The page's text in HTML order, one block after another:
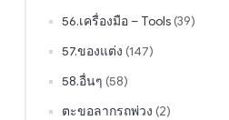
56.เครื่องมือ – Tools (39)
57.ของแต่ง (147)
58.อื่นๆ (58)
ตะขอลากรถพ่วง (2)